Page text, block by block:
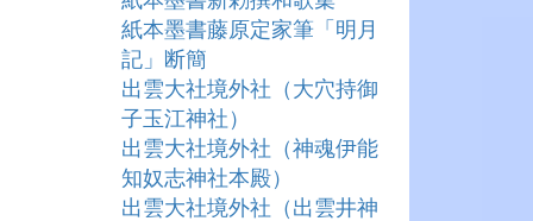
紙本墨書藤原定家筆「明月
記」断簡
出雲大社境外社（大穴持御
子玉江神社）
出雲大社境外社（神魂伊能
知奴志神社本殿）
出雲大社境外社（出雲井神